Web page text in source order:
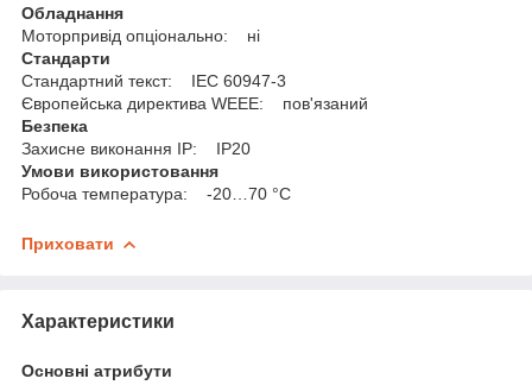
Обладнання
Моторпривід опціонально: ні
Стандарти
Стандартний текст: IEC 60947-3
Європейська директива WEEE: пов'язаний
Безпека
Захисне виконання ІР: IP20
Умови використовання
Робоча температура: -20…70 °C
Приховати
Характеристики
Основні атрибути